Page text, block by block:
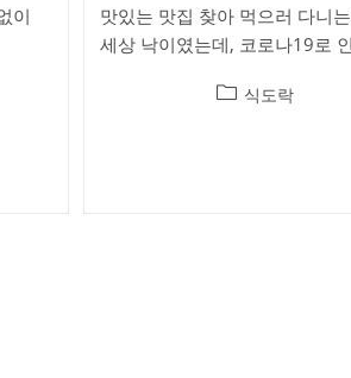
이
맛있는 맛집 찾아 먹으러 다니
세상 낙이였는데, 코로나19로
Post식도락